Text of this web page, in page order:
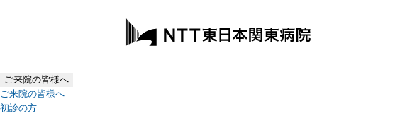
ご来院の皆様へ
ご来院の皆様へ
初診の方